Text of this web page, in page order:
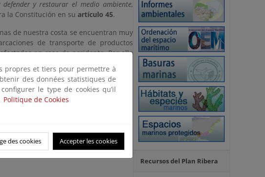
y restaurar el medio ambiente,
la Constitución en su artículo 45.
de nuestra costa se encuentran muy
de transporte de productos
en caso de accidente. Por ello
entran en juego multitud de
la misión de controlar el incidente,
Recursos del Plan Ribera
propres et tiers pour permettre à
des données statistiques de
le type de cookies qu’il
Politique de Cookies
des cookies Accepter les cookies